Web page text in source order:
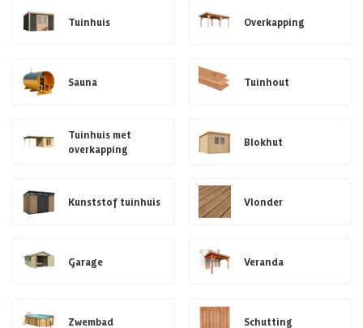
Tuinhuis Overkapping
Sauna Tuinhout
Tuinhuis met
overkapping
Blokhut
Kunststof tuinhuis Vlonder
Garage Veranda
Zwembad Schutting